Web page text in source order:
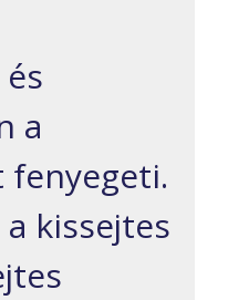
a
fenyegeti.
kissejtes